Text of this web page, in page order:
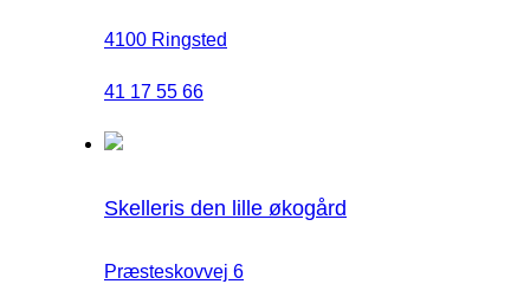
4100 Ringsted
41 17 55 66
Skelleris den lille økogård
Præsteskovvej 6